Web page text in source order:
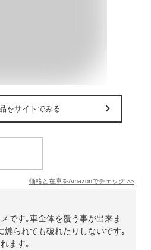
をサイトでみる
価格と在庫をAmazonでチェック >>
です｡車全体を覆う事が出来ま
煽られても破れたりしないです｡
ます｡